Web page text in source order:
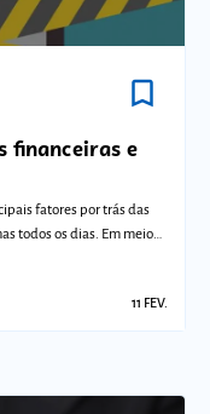
bookmark_border
financeiras e
fatores por trás das
todos os dias. Em meio
11 FEV.